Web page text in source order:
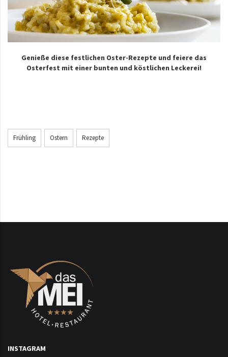
Genieße diese festlichen Oster-Rezepte und feiere das
Osterfest mit einer bunten und köstlichen Leckerei!
Frühling Ostern Rezepte
INSTAGRAM